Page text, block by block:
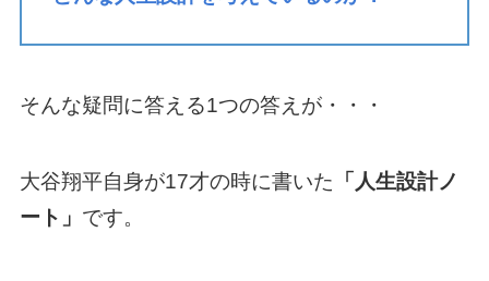
そんな疑問に答える1つの答えが・・・
大谷翔平自身が17才の時に書いた 「人生設計ノ
ート」 です。